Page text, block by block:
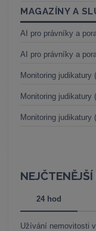
MAGAZÍNY A
AI pro právníky a
AI pro právníky a
Monitoring judikatury
Monitoring judikatury
Monitoring judikatury
24 hod
Užívání nemovitosti